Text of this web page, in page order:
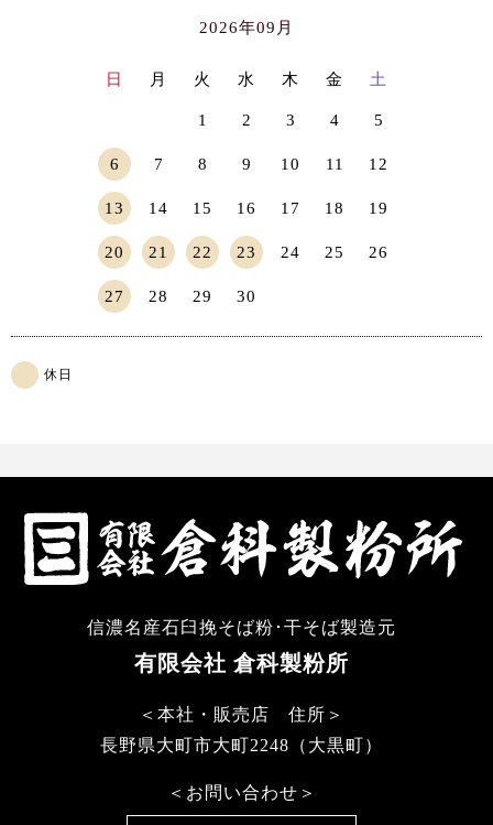
2026年09月
日 月 火 水 木 金 土
1 2 3 4 5
6 7 8 9 10 11 12
13 14 15 16 17 18 19
20 21 22 23 24 25 26
27 28 29 30
休日
信濃名産石臼挽そば粉･干そば製造元
有限会社 倉科製粉所
＜本社・販売店 住所＞
長野県大町市大町2248（大黒町）
＜お問い合わせ＞